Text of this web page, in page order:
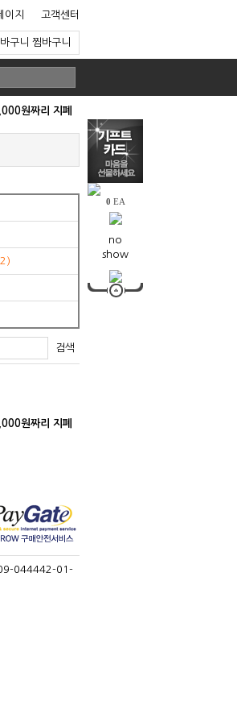
0 EA
no
show
이지 고객센터
구니 찜바구니
원짜리 지폐
검색
원짜리 지폐
044442-01-